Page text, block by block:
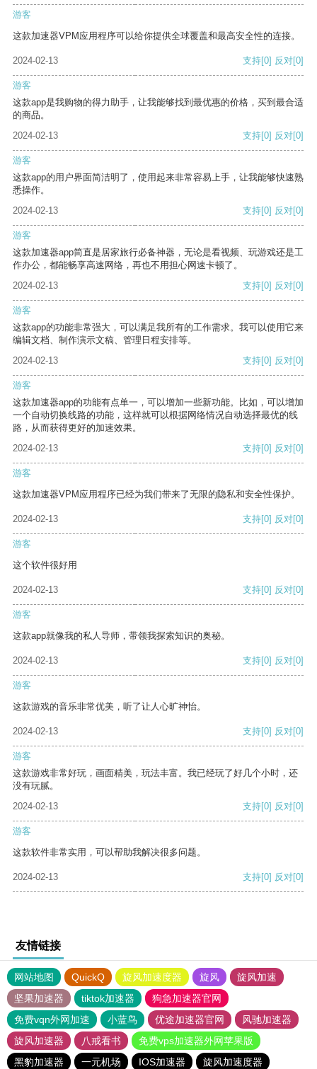
游客
这款加速器VPM应用程序可以给你提供全球覆盖和最高安全性的连接。
2024-02-13 支持[0] 反对[0]
游客
这款app是我购物的得力助手，让我能够找到最优惠的价格，买到最合适
的商品。
2024-02-13
支持[0] 反对[0]
游客
这款app的用户界面简洁明了，使用起来非常容易上手，让我能够快速熟
悉操作。
2024-02-13
支持[0] 反对[0]
游客
这款加速器app简直是居家旅行必备神器，无论是看视频、玩游戏还是工
作办公，都能畅享高速网络，再也不用担心网速卡顿了。
2024-02-13
支持[0] 反对[0]
游客
这款app的功能非常强大，可以满足我所有的工作需求。我可以使用它来
编辑文档、制作演示文稿、管理日程安排等。
2024-02-13
支持[0] 反对[0]
游客
这款加速器app的功能有点单一，可以增加一些新功能。比如，可以增加
一个自动切换线路的功能，这样就可以根据网络情况自动选择最优的线
路，从而获得更好的加速效果。
2024-02-13
支持[0] 反对[0]
游客
这款加速器VPM应用程序已经为我们带来了无限的隐私和安全性保护。
2024-02-13 支持[0] 反对[0]
游客
这个软件很好用
2024-02-13 支持[0] 反对[0]
游客
这款app就像我的私人导师，带领我探索知识的奥秘。
2024-02-13 支持[0] 反对[0]
游客
这款游戏的音乐非常优美，听了让人心旷神怡。
2024-02-13 支持[0] 反对[0]
游客
这款游戏非常好玩，画面精美，玩法丰富。我已经玩了好几个小时，还
没有玩腻。
2024-02-13
支持[0] 反对[0]
游客
这款软件非常实用，可以帮助我解决很多问题。
2024-02-13 支持[0] 反对[0]
友情链接
网站地图 QuickQ 旋风加速度器 旋风
旋风加速
坚果加速器
tiktok加速器
狗急加速器官网
免费vqn外网加速
小蓝鸟 优途加速器官网
风驰加速器
旋风加速器
八戒看书
免费vps加速器外网苹果版
黑豹加速器
一元机场 IOS加速器 旋风加速度器